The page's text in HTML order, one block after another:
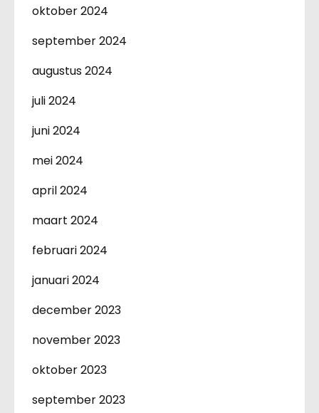
oktober 2024
september 2024
augustus 2024
juli 2024
juni 2024
mei 2024
april 2024
maart 2024
februari 2024
januari 2024
december 2023
november 2023
oktober 2023
september 2023